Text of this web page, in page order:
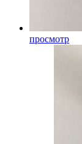
просмотр